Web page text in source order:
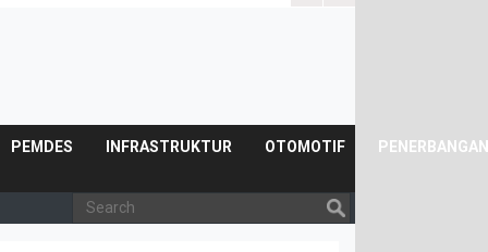
PEMDES INFRASTRUKTUR OTOMOTIF PENERBANGAN